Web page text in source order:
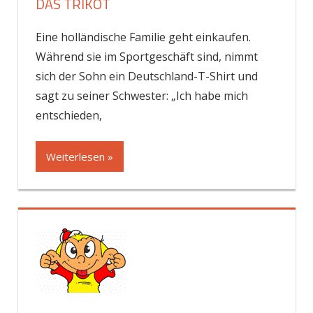
Eine holländische Familie geht einkaufen.
Während sie im Sportgeschäft sind, nimmt
sich der Sohn ein Deutschland-T-Shirt und
sagt zu seiner Schwester: „Ich habe mich
entschieden,
Weiterlesen »